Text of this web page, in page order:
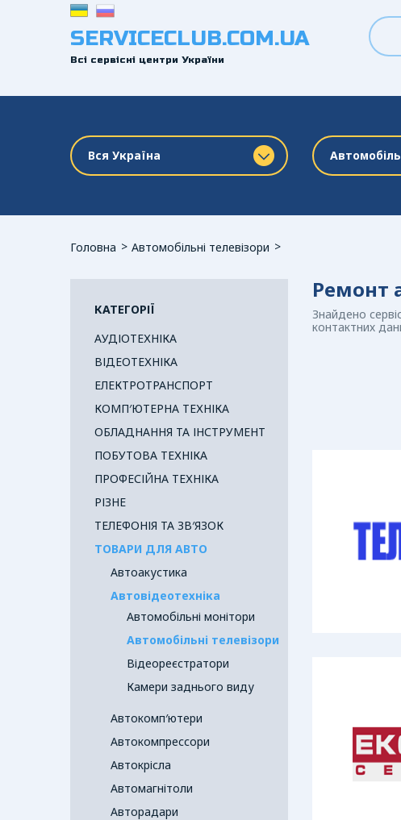
SERVICECLUB.COM.UA
Всі сервісні центри України
Вся Україна
Головна Автомобільні телевізори
КАТЕГОРІЇ
АУДІОТЕХНІКА
ВІДЕОТЕХНІКА
ЕЛЕКТРОТРАНСПОРТ
КОМП′ЮТЕРНА ТЕХНІКА
ОБЛАДНАННЯ ТА ІНСТРУМЕНТ
ПОБУТОВА ТЕХНІКА
ПРОФЕСІЙНА ТЕХНІКА
РІЗНЕ
ТЕЛЕФОНІЯ ТА ЗВ′ЯЗОК
ТОВАРИ ДЛЯ АВТО
Автоакустика
Автовідеотехніка
Автомобільні монітори
Автомобільні телевізори
Відеореєстратори
Камери заднього виду
Автокомп′ютери
Автокомпрессори
Автокрісла
Автомагнітоли
Авторадари
Ремонт
Знайдено
контактних